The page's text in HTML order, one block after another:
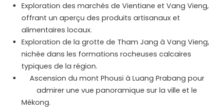
Exploration des marchés de Vientiane et Vang Vieng,
offrant un aperçu des produits artisanaux et
alimentaires locaux.
Exploration de la grotte de Tham Jang à Vang Vieng,
nichée dans les formations rocheuses calcaires
typiques de la région.
Ascension du mont Phousi à Luang Prabang pour
admirer une vue panoramique sur la ville et le
Mékong.